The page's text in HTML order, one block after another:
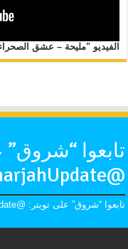
الفيديو "مليحة – عشق
تابعوا “شروق”
@SharjahUpdate
تابعوا “شروق” على تويتر: @SharjahUpdate